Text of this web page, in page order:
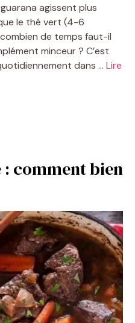
agissent plus
le thé vert (4-6
de temps faut-il
minceur ? C’est
dans … Lire
: comment bien